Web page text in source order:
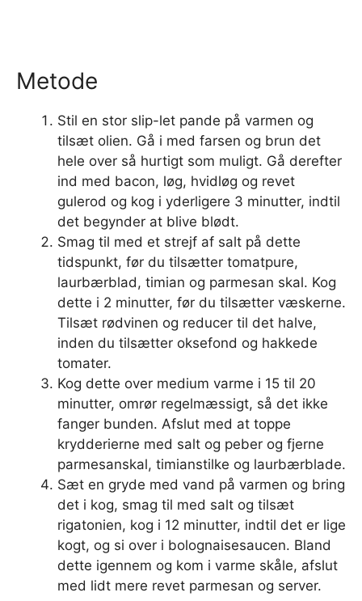
Metode
Stil en stor slip-let pande på varmen og
tilsæt olien. Gå i med farsen og brun det
hele over så hurtigt som muligt. Gå derefter
ind med bacon, løg, hvidløg og revet
gulerod og kog i yderligere 3 minutter, indtil
det begynder at blive blødt.
Smag til med et strejf af salt på dette
tidspunkt, før du tilsætter tomatpure,
laurbærblad, timian og parmesan skal. Kog
dette i 2 minutter, før du tilsætter væskerne.
Tilsæt rødvinen og reducer til det halve,
inden du tilsætter oksefond og hakkede
tomater.
Kog dette over medium varme i 15 til 20
minutter, omrør regelmæssigt, så det ikke
fanger bunden. Afslut med at toppe
krydderierne med salt og peber og fjerne
parmesanskal, timianstilke og laurbærblade.
Sæt en gryde med vand på varmen og bring
det i kog, smag til med salt og tilsæt
rigatonien, kog i 12 minutter, indtil det er lige
kogt, og si over i bolognaisesaucen. Bland
dette igennem og kom i varme skåle, afslut
med lidt mere revet parmesan og server.